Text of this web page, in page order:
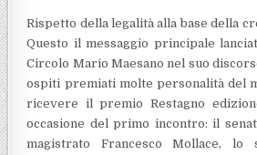
Rispetto della legalità alla base della
Questo il messaggio principale
Circolo Mario Maesano nel suo
ospiti premiati molte personalità del
ricevere il premio Restagno
occasione del primo incontro: il
magistrato Francesco Mollace, lo